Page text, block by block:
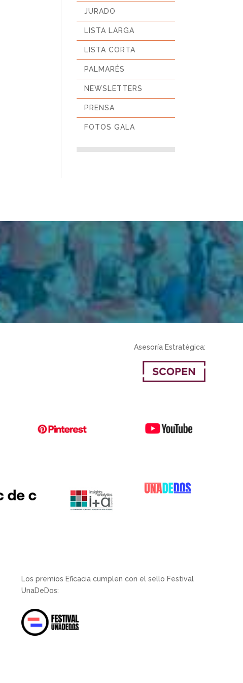
JURADO
LISTA LARGA
LISTA CORTA
PALMARÉS
NEWSLETTERS
PRENSA
FOTOS GALA
Asesoría Estratégica:
Los premios Eficacia cumplen con el sello Festival
UnaDeDos: